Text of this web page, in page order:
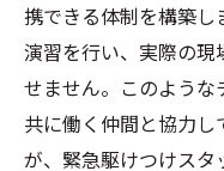
キャリアア
応募のステ
採用後の研
携できる体制を構築し
演習を行い、実際の
せません。このような
共に働く仲間と協力
が、緊急駆けつけスタ